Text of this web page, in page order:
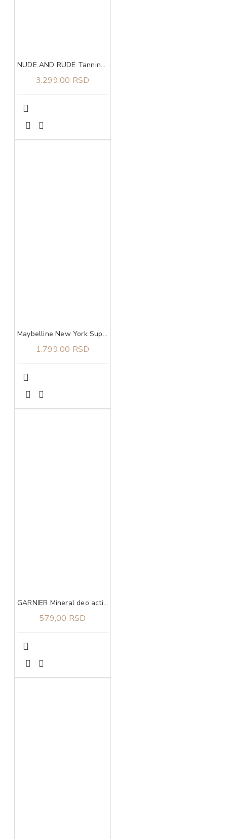
NUDE AND RUDE Tanning Butter
3.299,00 RSD
Maybelline New York Super Stay Lumi Matte tečni puder 140​
1.799,00 RSD
GARNIER Mineral deo action control thermic 72h sprej 150 ml
579,00 RSD